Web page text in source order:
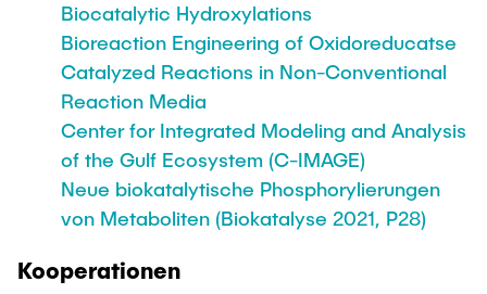
Biocatalytic Hydroxylations
Bioreaction Engineering of Oxidoreducatse
Catalyzed Reactions in Non-Conventional
Reaction Media
Center for Integrated Modeling and Analysis
of the Gulf Ecosystem (C-IMAGE)
Neue biokatalytische Phosphorylierungen
von Metaboliten (Biokatalyse 2021, P28)
Kooperationen